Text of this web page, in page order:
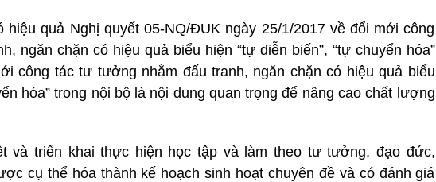
hiệu quả Nghị quyết 05-NQ/ĐUK ngày 25/1/2017 về đổi mới công
ngăn chặn có hiệu quả biểu hiện “tự diễn biến”, “tự chuyển hóa”
công tác tư tưởng nhằm đấu tranh, ngăn chặn có hiệu quả biểu
hóa” trong nội bộ là nội dung quan trọng để nâng cao chất lượng
và triển khai thực hiện học tập và làm theo tư tưởng, đạo đức,
cụ thể hóa thành kế hoạch sinh hoạt chuyên đề và có đánh giá